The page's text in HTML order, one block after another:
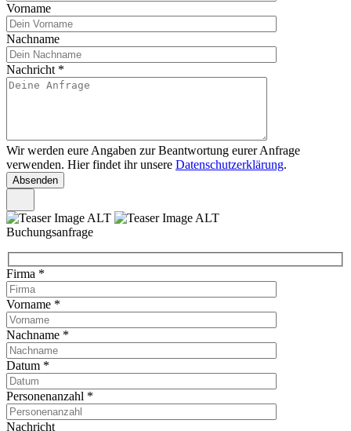
Vorname
Nachname
Nachricht *
Wir werden eure Angaben zur Beantwortung eurer Anfrage
verwenden. Hier findet ihr unsere Datenschutzerklärung.
Buchungsanfrage
Firma *
Vorname *
Nachname *
Datum *
Personenanzahl *
Nachricht